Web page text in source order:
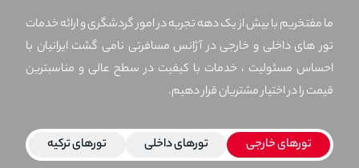
ما مفتخریم با بیش از یک دهه تجربه در امور گردشگری و ارائه خدمات
تور های داخلی و خارجی در آژانس مسافرتی نامی گشت ایرانیان با
احساس مسئولیت ، خدمات با کیفیت در سطح عالی و مناسبترین
قیمت را در اختیار مشتریان قرار دهیم.
تورهای خارجی تورهای داخلی
تورهای ترکیه